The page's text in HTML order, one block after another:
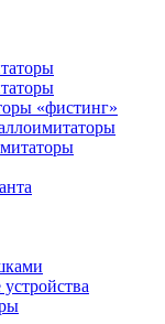
«фистинг»